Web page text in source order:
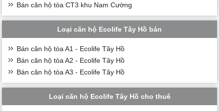
Bán căn hộ tòa CT3 khu Nam Cường
Loại căn hộ Ecolife Tây Hồ bán
Bán căn hộ tòa A1 - Ecolife Tây Hồ
Bán căn hộ tòa A2 - Ecolife Tây Hồ
Bán căn hộ tòa A3 - Ecolife Tây Hồ
Loại căn hộ Ecolife Tây Hồ cho thuê